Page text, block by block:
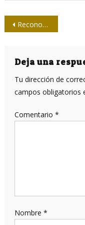
Navegación
entradas
Reconocen a Juventud Rebelde por su 55 aniversario
Deja una
Tu dirección de
campos obligatorios
Comentario *
Nombre *